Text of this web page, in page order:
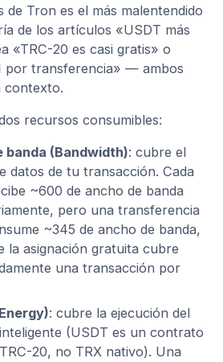
de Tron es el más malentendido
de los artículos «USDT más
«TRC-20 es casi gratis» o
por transferencia» — ambos
contexto.
recursos consumibles:
banda (Bandwidth): cubre el
datos de tu transacción. Cada
~600 de ancho de banda
pero una transferencia
~345 de ancho de banda,
la asignación gratuita cubre
una transacción por
: cubre la ejecución del
(USDT es un contrato
20, no TRX nativo). Una